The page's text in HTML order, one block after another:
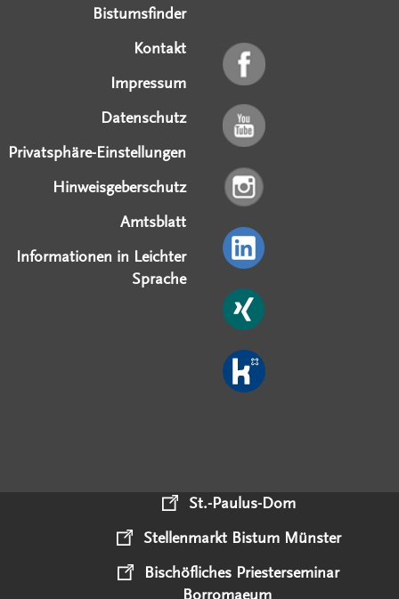
Bistumsfinder
Kontakt
Impressum
Datenschutz
Privatsphäre-Einstellungen
Hinweisgeberschutz
Amtsblatt
Informationen in Leichter
Sprache
St.-Paulus-Dom
Stellenmarkt Bistum Münster
Bischöfliches Priesterseminar
Borromaeum